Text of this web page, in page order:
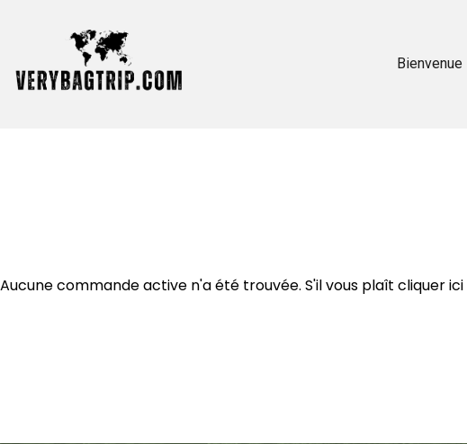
Bienvenue
Aucune commande active n'a été trouvée. S'il vous plaît cliquer ici